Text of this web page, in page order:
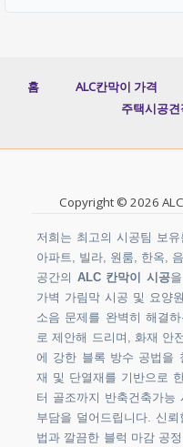
홈 ALC칸막이 가격
주택시공견
Copyright © 2026 ALC
저희는 최고의 시공팀 보
아파트, 빌라, 원룸, 한옥,
공간의 ALC 칸막이 시공
가벽 가림막 시공 및 요양
소음 문제를 완벽히 해결
로 제안해 드리며, 화재 안
에 강한 블록 방수 공법을
재 및 단열재를 기반으로
터 골조까지 반축건축가능
부담을 덜어드립니다. 신
법과 깔끔한 블럭 마감 공